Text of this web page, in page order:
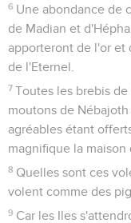
6 Une abondance de
de Madian et
apporteront de l'or et
de l'Eternel.
7 Toutes les brebis
moutons de
agréables étant
magnifique la maison
8 Quelles sont ces
volent comme des
9 Car les Iles